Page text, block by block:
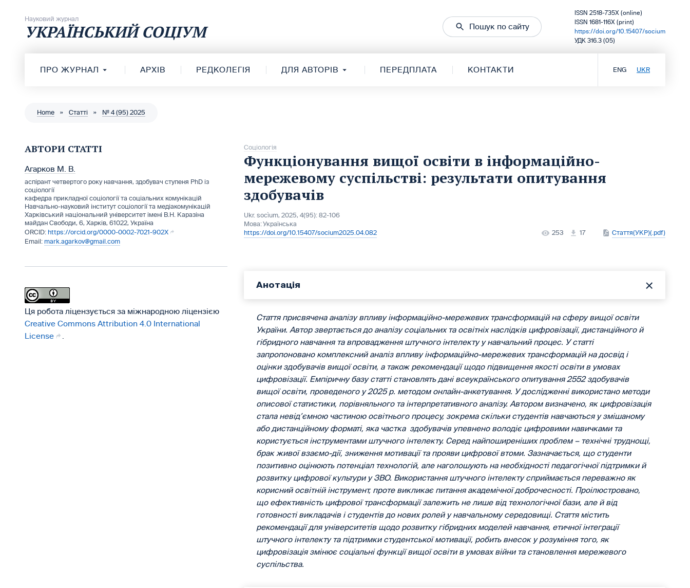
Науковий журнал
УКРАЇНСЬКИЙ СОЦІУМ Пошук по сайту
ISSN 2518-735X (online)
ISSN 1681-116X (print)
https://doi.org/10.15407/socium
УДК 316.3 (05)
ПРО ЖУРНАЛ АРХІВ РЕДКОЛЕГІЯ ДЛЯ АВТОРІВ ПЕРЕДПЛАТА КОНТАКТИ ENG UKR
Home » Статті » № 4 (95) 2025
АВТОРИ СТАТТІ
Агарков М. В.
аспірант четвертого року навчання, здобувач ступеня PhD із
соціології
кафедра прикладної соціології та соціальних комунікацій
Навчально-науковий інститут соціології та медіакомунікацій
Харківський національний університет імені В.Н. Каразіна
майдан Свободи, 6, Харків, 61022, Україна
https://orcid.org/0000-0002-7021-902X
mark.agarkov@gmail.com
Ця робота ліцензується за міжнародною ліцензією
Creative Commons Attribution 4.0 International
License
Соціологія
Функціонування вищої освіти в інформаційно-
мережевому суспільстві: результати опитування
здобувачів
Ukr. socìum, 2025, 4(95): 82-106
Мова:Українська
https://doi.org/10.15407/socium2025.04.082
253 17 Стаття(УКР)(.pdf)
Анотація
Стаття присвячена аналізу впливу інформаційно-мережевих трансформацій на сферу вищої освіти
України. Автор звертається до аналізу соціальних та освітніх наслідків цифровізації, дистанційного й
гібридного навчання та впровадження штучного інтелекту у навчальний процес. У статті
запропоновано комплексний аналіз впливу інформаційно-мережевих трансформацій на досвід і
оцінки здобувачів вищої освіти, а також рекомендації щодо підвищення якості освіти в умовах
цифровізації. Емпіричну базу статті становлять дані всеукраїнського опитування 2552 здобувачів
вищої освіти, проведеного у 2025 р. методом онлайн-анкетування. У дослідженні використано методи
описової статистики, порівняльного та інтерпретативного аналізу. Автором визначено, як цифровізація
стала невід’ємною частиною освітнього процесу, зокрема скільки студентів навчаються у змішаному
або дистанційному форматі, яка частка здобувачів упевнено володіє цифровими навичками та
користується інструментами штучного інтелекту. Серед найпоширеніших проблем – технічні труднощі,
брак живої взаємо-дії, зниження мотивації та прояви цифрової втоми. Зазначається, що студенти
позитивно оцінюють потенціал технологій, але наголошують на необхідності педагогічної підтримки й
розвитку цифрової культури у ЗВО. Використання штучного інтелекту сприймається переважно як
корисний освітній інструмент, проте викликає питання академічної доброчесності. Проілюстровано,
що ефективність цифрової трансформації залежить не лише від технологічної бази, але й від
готовності викладачів і студентів до нових ролей у навчальному середовищі. Стаття містить
рекомендації для університетів щодо розвитку гібридних моделей навчання, етичної інтеграції
штучного інтелекту та підтримки студентської мотивації, робить внесок у розуміння того, як
цифровізація змінює соціальні функції вищої освіти в умовах війни та становлення мережевого
суспільства.